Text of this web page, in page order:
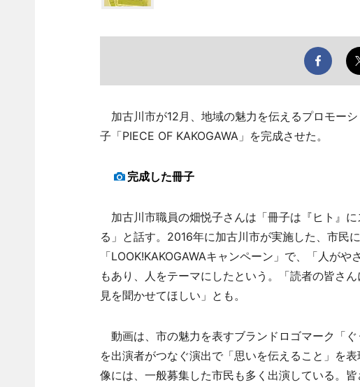
加古川市が12月、地域の魅力を伝えるプロモー
子「PIECE OF KAKOGAWA」を完成させた。
完成した冊子
加古川市職員の畑悦子さんは「冊子は『ヒト』
る」と話す。2016年に加古川市が実施した、市民
「LOOK!KAKOGAWAキャンペーン」で、「人が
もあり、人をテーマにしたという。「読者の皆さ
見を聞かせてほしい」とも。
動画は、市の魅力を表すブランドロゴマーク「
を出演者がつなぐ演出で「思いを伝えること」を
像には、一般募集した市民も多く出演している。